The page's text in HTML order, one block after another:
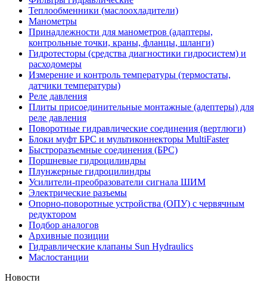
Теплообменники (маслоохладители)
Манометры
Принадлежности для манометров (адаптеры,
контрольные точки, краны, фланцы, шланги)
Гидротесторы (средства диагностики гидросистем) и
расходомеры
Измерение и контроль температуры (термостаты,
датчики температуры)
Реле давления
Плиты присоединительные монтажные (адептеры) для
реле давления
Поворотные гидравлические соединения (вертлюги)
Блоки муфт БРС и мультиконнекторы MultiFaster
Быстроразъемные соединения (БРС)
Поршневые гидроцилиндры
Плунжерные гидроцилиндры
Усилители-преобразователи сигнала ШИМ
Электрические разъемы
Опорно-поворотные устройства (ОПУ) с червячным
редуктором
Подбор аналогов
Архивные позиции
Гидравлические клапаны Sun Hydraulics
Маслостанции
Новости